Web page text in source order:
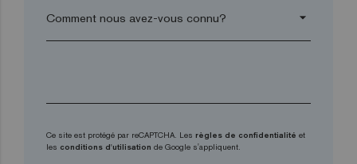
arrow_drop_down
Ce site est protégé par reCAPTCHA. Les règles de confidentialité et
les conditions d'utilisation de Google s'appliquent.